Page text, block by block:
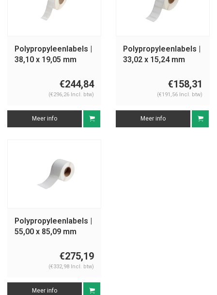
Polypropyleenlabels |
38,10 x 19,05 mm
€244,84
(€296,26 Incl. btw)
Meer info
Polypropyleenlabels |
33,02 x 15,24 mm
€158,31
(€191,56 Incl. btw)
Meer info
Polypropyleenlabels |
55,00 x 85,09 mm
€275,19
(€332,98 Incl. btw)
Meer info